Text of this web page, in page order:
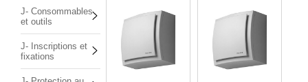
J- Consommables
et outils
J- Inscriptions et
fixations